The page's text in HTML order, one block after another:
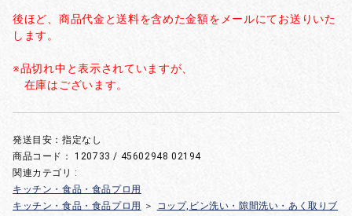
後ほど、商品代金と送料を含めた金額をメールにてお送りいた
します。
※品切れ中と表示されていますが、
在庫はございます。
発送目安：指定なし
商品コード：120733 / 45602948 02194
関連カテゴリ :
キッチン・食品・食品プロ用
キッチン・食品・食品プロ用
＞
コップ,ビン洗い・隙間洗い・あく取りブ